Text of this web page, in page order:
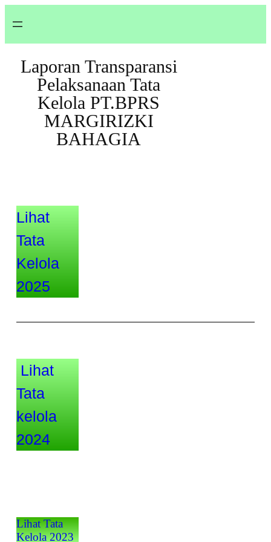
Laporan Transparansi
Pelaksanaan Tata
Kelola PT.BPRS
MARGIRIZKI
BAHAGIA
Lihat
Tata
Kelola
2025
Lihat
Tata
kelola
2024
Lihat Tata
Kelola 2023